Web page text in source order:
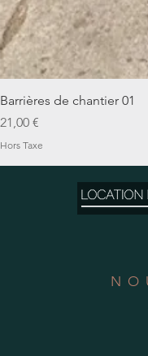
Barrières de chantier 01
Prix
21,00 €
Hors Taxe